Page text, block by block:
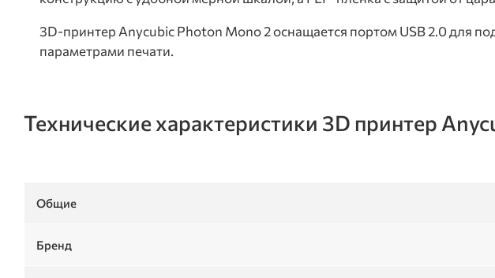
3D-принтер Anycubic Photon Mono 2 оснащается портом USB 2.0 для
параметрами печати.
Технические характеристики 3D принтер
Общие
Бренд